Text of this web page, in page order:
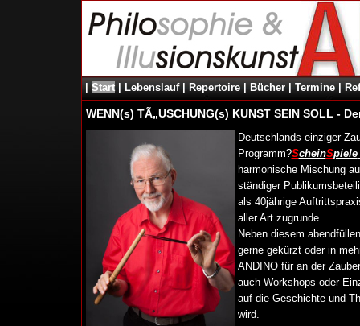
|Start|Lebenslauf|Repertoire|Bücher|Termine|
WENN(s) TÃ„USCHUNG(s) KUNST SEIN SOLL -
Deutschlands einziger
Programm?ScheinSpiele
harmonische Mischung
ständiger
als 40jährige
aller Art zugrunde.
Neben diesem
gerne gekürzt oder in
ANDINO für an der
auch Workshops oder
auf die Geschichte und
wird.